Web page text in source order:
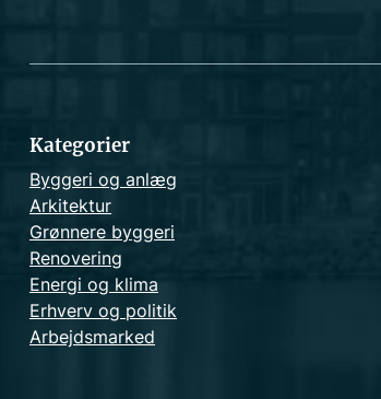
Kategorier
Byggeri og anlæg
Arkitektur
Grønnere byggeri
Renovering
Energi og klima
Erhverv og politik
Arbejdsmarked